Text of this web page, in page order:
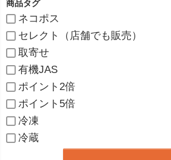
商品タグ
ネコポス
セレクト（店舗でも販売）
取寄せ
有機JAS
ポイント2倍
ポイント5倍
冷凍
冷蔵